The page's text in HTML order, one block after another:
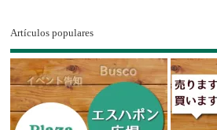
Artículos populares